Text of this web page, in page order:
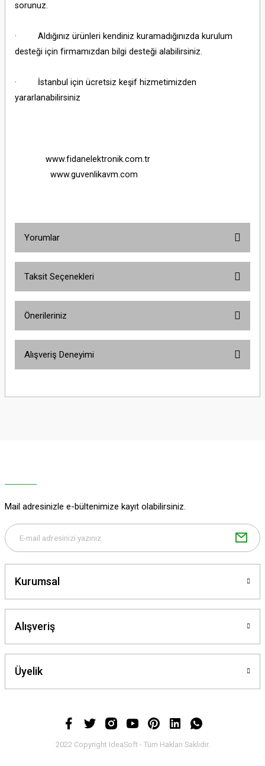
sorunuz.
· Aldığınız ürünleri kendiniz kuramadığınızda kurulum
desteği için firmamızdan bilgi desteği alabilirsiniz.
· İstanbul için ücretsiz keşif hizmetimizden
yararlanabilirsiniz
www.fidanelektronik.com.tr
www.guvenlikavm.com
Yorumlar
Taksit Seçenekleri
Önerileriniz
yetersiz gördüğünüz noktaları öneri formunu kullanarak tarafımıza
Gönder
Alışveriş Deneyimi
Mail adresinizle e-bültenimize kayıt olabilirsiniz.
Kurumsal
Alışveriş
Üyelik
2022 Copyright IdeaSoft - Tüm Hakları Saklıdır.